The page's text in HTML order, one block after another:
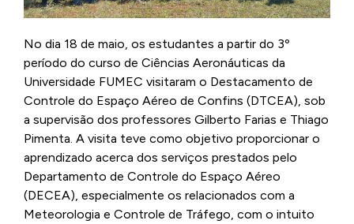
No dia 18 de maio, os estudantes a partir do 3º
período do curso de Ciências Aeronáuticas da
Universidade FUMEC visitaram o Destacamento de
Controle do Espaço Aéreo de Confins (DTCEA), sob
a supervisão dos professores Gilberto Farias e Thiago
Pimenta. A visita teve como objetivo proporcionar o
aprendizado acerca dos serviços prestados pelo
Departamento de Controle do Espaço Aéreo
(DECEA), especialmente os relacionados com a
Meteorologia e Controle de Tráfego, com o intuito